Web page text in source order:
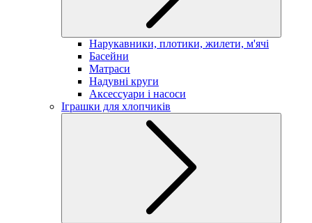
Нарукавники, плотики, жилети, м'ячі
Басейни
Матраси
Надувні круги
Аксессуари і насоси
Іграшки для хлопчиків